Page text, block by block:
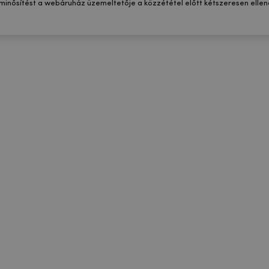
a webáruház üzemeltetője a közzététel előtt kétszeresen